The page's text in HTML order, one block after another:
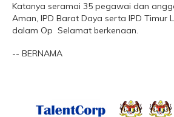
Katanya seramai 35 pegawai dan
Aman, IPD Barat Daya serta IPD Timur
dalam Op Selamat berkenaan.
-- BERNAMA